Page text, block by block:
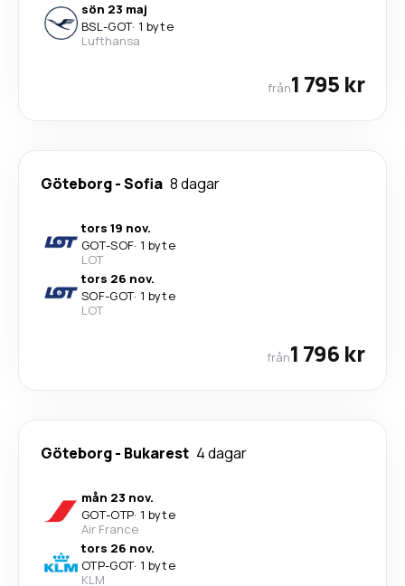
sön 23 maj
BSL-GOT· 1 byte
Lufthansa
från1 795 kr
Göteborg-Sofia 8 dagar
tors 19 nov.
GOT-SOF· 1 byte
LOT
tors 26 nov.
SOF-GOT· 1 byte
LOT
från1 796 kr
Göteborg- Bukarest 4 dagar
mån 23 nov.
GOT-OTP· 1 byte
Air France
tors 26 nov.
OTP-GOT· 1 byte
KLM